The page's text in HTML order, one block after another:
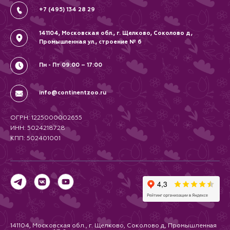
+7 (495) 134 28 29
141104, Московская обл., г. Щелково, Соколово д,
Промышленная ул., строение № 6
Пн - Пт 09:00 – 17:00
info@continentzoo.ru
ОГРН: 1225000002655
ИНН: 5024218728
КПП: 502401001
141104, Московская обл., г. Щелково, Соколово д, Промышленная